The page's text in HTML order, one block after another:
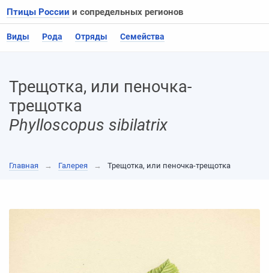
Птицы России и сопредельных регионов
Виды Рода Отряды Семейства
Трещотка, или пеночка-
трещотка
Phylloscopus sibilatrix
Главная → Галерея → Трещотка, или пеночка-трещотка